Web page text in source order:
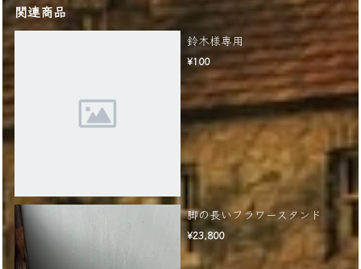
関連商品
鈴木様専用
¥100
脚の長いフラワースタンド
¥23,800